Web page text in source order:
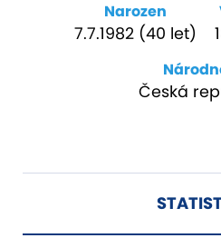
Narozen
7.7.1982 (40 let)
Česká